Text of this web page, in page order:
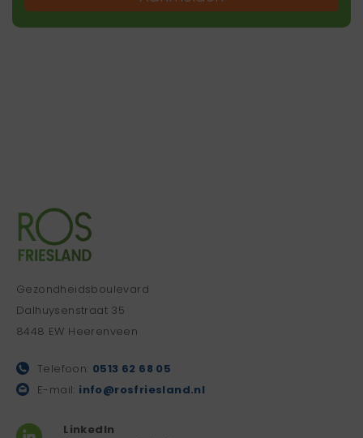
Gezondheidsboulevard
Dalhuysenstraat 35
8448 EW Heerenveen
Telefoon: 0513 62 68 05
E-mail: info@rosfriesland.nl
LinkedIn